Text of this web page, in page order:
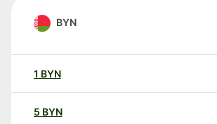
BYN
1 BYN
5 BYN